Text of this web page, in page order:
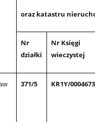
oraz katastru
Nr
działki
Nr Księgi
wieczystej
371/5 KR1Y/